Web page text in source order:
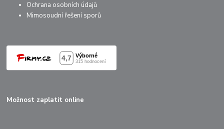
Ochrana osobních údajů
Mimosoudní řešení sporů
Možnost zaplatit online